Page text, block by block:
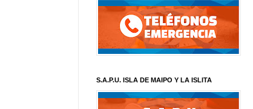
S.A.P.U. ISLA DE MAIPO Y LA ISLITA